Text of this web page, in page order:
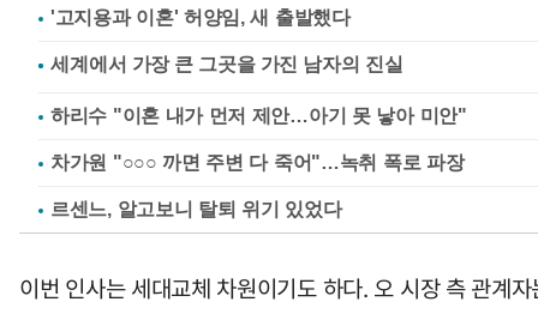
'고지용과 이혼' 허양임, 새 출발했다
하리수 "이혼 내가 먼저 제안…아기 못 낳아 미안"
차가원 "○○○ 까면 주변 다 죽어"…녹취 폭로 파장
르센느, 알고보니 탈퇴 위기 있었다
이번 인사는 세대교체 차원이기도 하다. 오 시장 측 관계